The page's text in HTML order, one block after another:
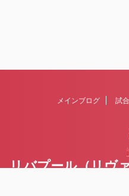
メインブログ 試
リバプール（リヴ